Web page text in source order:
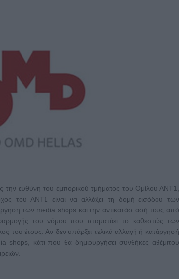
την ευθύνη του εμπορικού τμήματος του Ομίλου ΑΝΤ1,
του ΑΝΤ1 είναι να αλλάξει τη δομή εισόδου των
των media shops και την αντικατάστασή τους από
του νόμου που σταματάει το καθεστώς των
του έτους. Αν δεν υπάρξει τελικά αλλαγή ή κατάργησή
shops, κάτι που θα δημιουργήσει συνθήκες αθέμιτου